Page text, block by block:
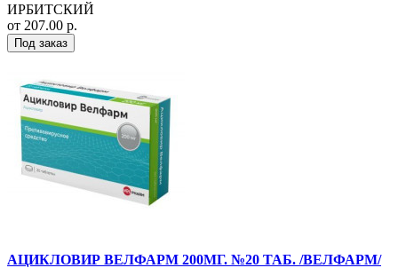
ИРБИТСКИЙ
от 207.00 р.
Под заказ
АЦИКЛОВИР ВЕЛФАРМ 200МГ. №20 ТАБ. /ВЕЛФАРМ/